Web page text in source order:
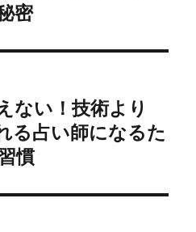
密
ない！技術より
る占い師になるた
慣